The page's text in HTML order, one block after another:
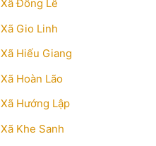
Xã Đồng Lê
Xã Gio Linh
Xã Hiếu Giang
Xã Hoàn Lão
Xã Hướng Lập
Xã Khe Sanh